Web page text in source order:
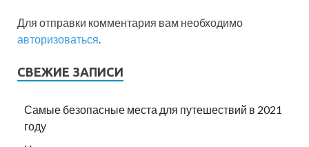
Для отправки комментария вам необходимо
авторизоваться
СВЕЖИЕ ЗАПИСИ
Самые безопасные места для путешествий в 2021
году